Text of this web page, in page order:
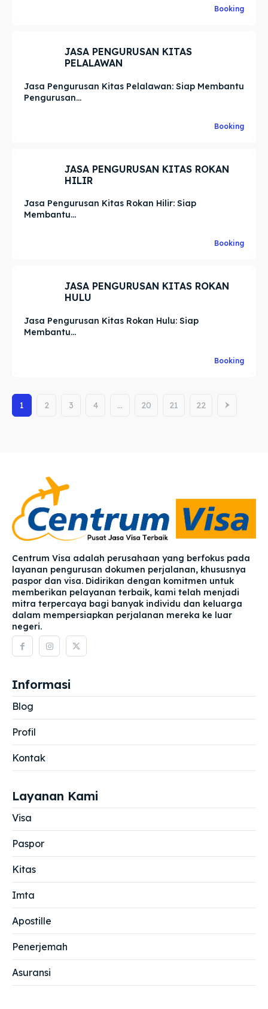
Booking
JASA PENGURUSAN KITAS
PELALAWAN
Jasa Pengurusan Kitas Pelalawan: Siap Membantu
Pengurusan...
Booking
JASA PENGURUSAN KITAS ROKAN
HILIR
Jasa Pengurusan Kitas Rokan Hilir: Siap
Membantu...
Booking
JASA PENGURUSAN KITAS ROKAN
HULU
Jasa Pengurusan Kitas Rokan Hulu: Siap
Membantu...
Booking
1 2 3 4 … 20 21 22
Centrum Visa adalah perusahaan yang berfokus pada
layanan pengurusan dokumen perjalanan, khususnya
paspor dan visa. Didirikan dengan komitmen untuk
memberikan pelayanan terbaik, kami telah menjadi
mitra terpercaya bagi banyak individu dan keluarga
dalam mempersiapkan perjalanan mereka ke luar
negeri.
Informasi
Blog
Profil
Kontak
Layanan Kami
Visa
Paspor
Kitas
Imta
Apostille
Penerjemah
Asuransi